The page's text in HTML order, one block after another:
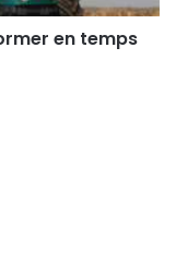
en temps